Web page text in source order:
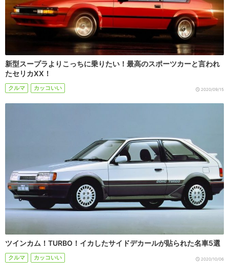
新型スープラよりこっちに乗りたい！最高のスポーツカーと言われ
たセリカXX！
クルマ カッコいい 2020/09/15
ツインカム！TURBO！イカしたサイドデカールが貼られた名車5選
クルマ カッコいい 2020/10/06